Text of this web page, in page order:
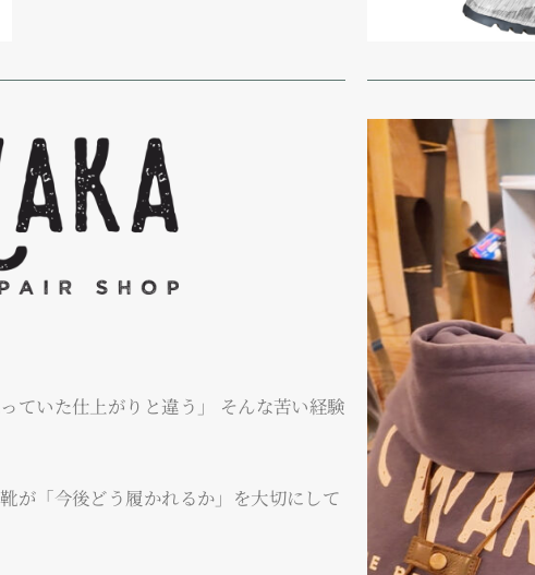
ていた仕上がりと違う」 そんな苦い経験
が「今後どう履かれるか」を大切にして